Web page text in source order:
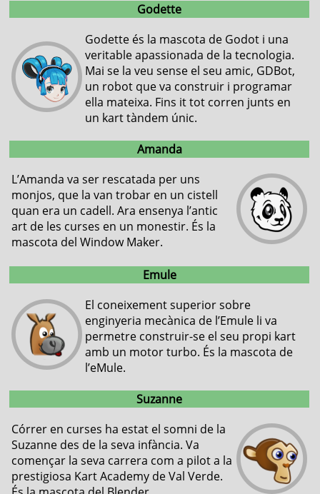
Godette
Godette és la mascota de Godot i una
veritable apassionada de la tecnologia.
Mai se la veu sense el seu amic, GDBot,
un robot que va construir i programar
ella mateixa. Fins it tot corren junts en
un kart tàndem únic.
Amanda
L’Amanda va ser rescatada per uns
monjos, que la van trobar en un cistell
quan era un cadell. Ara ensenya l’antic
art de les curses en un monestir. És la
mascota del Window Maker.
Emule
El coneixement superior sobre
enginyeria mecànica de l’Emule li va
permetre construir-se el seu propi kart
amb un motor turbo. És la mascota de
l’eMule.
Suzanne
Córrer en curses ha estat el somni de la
Suzanne des de la seva infància. Va
començar la seva carrera com a pilot a la
prestigiosa Kart Academy de Val Verde.